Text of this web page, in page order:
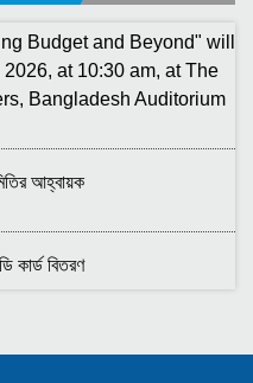
Budget and Beyond" will
at 10:30 am, at The
Bangladesh Auditorium
আহ্বায়ক
কার্ড বিতরণ